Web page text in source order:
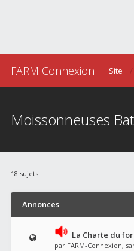
FARM Connexion Site
Moissonneuses
18 sujets
Annonces
La Charte du
par FARM-Connexion,